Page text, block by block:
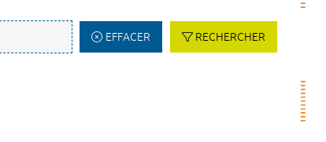
EFFACER RECHERCHER